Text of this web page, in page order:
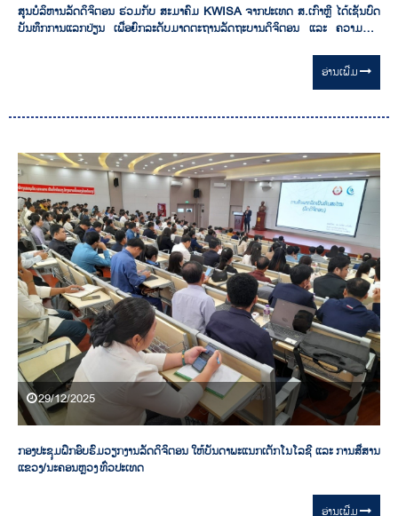
ສູນບໍລິຫານລັດດິຈິຕອນ ຮ່ວມກັບ ສະມາຄົມ KWISA ຈາກປະເທດ ສ.ເກົາຫຼີ ໄດ້ເຊັນບົດ
ບັນທຶກການແລກປ່ຽນ ເພື່ອຍົກລະດັບມາດຕະຖານລັດຖະບານດິຈິຕອນ ແລະ ຄວາມອາດ
ອ່ານ​ເພີ່ມ
29/12/2025
ກອງປະຊຸມຝຶກອົບຮົມວຽກງານລັດດິຈິຕອນ ໃຫ້ບັນດາພະແນກເຕັກໂນໂລຊີ ແລະ ການສື່ສານ
ແຂວງ/ນະຄອນຫຼວງ ທົ່ວປະເທດ
ອ່ານ​ເພີ່ມ